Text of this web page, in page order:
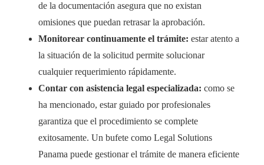
de la documentación asegura que no existan
omisiones que puedan retrasar la aprobación.
Monitorear continuamente el trámite: estar atento a
la situación de la solicitud permite solucionar
cualquier requerimiento rápidamente.
Contar con asistencia legal especializada: como se
ha mencionado, estar guiado por profesionales
garantiza que el procedimiento se complete
exitosamente. Un bufete como Legal Solutions
Panama puede gestionar el trámite de manera eficiente